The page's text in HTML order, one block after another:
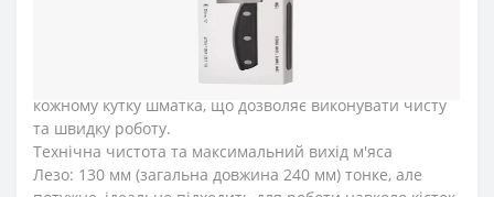
Покращте процес обробки м'яса за допомогою
спеціалізованого інструменту
Ключ до ефективної обробки м'яса полягає у
використанні інструменту, який забезпечує точність у
кожному кутку шматка, що дозволяє виконувати чисту
та швидку роботу.
Технічна чистота та максимальний вихід м'яса
Лезо: 130 мм (загальна довжина 240 мм) тонке, але